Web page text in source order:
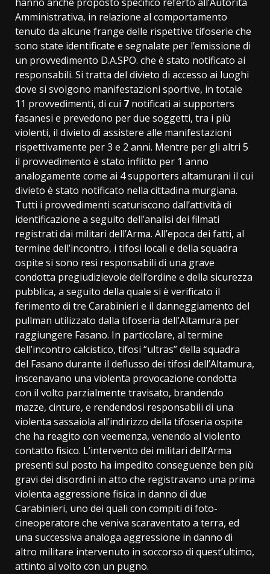
Amministrativa, in relazione al comportamento
tenuto da alcune frange delle rispettive tifoserie che
sono state identificate e segnalate per l’emissione di
un provvedimento D.A.SPO. che è stato notificato ai
responsabili. Si tratta del divieto di accesso ai luoghi
dove si svolgono manifestazioni sportive, in totale
11 provvedimenti, di cui 7 notificati ai supporters
fasanesi e prevedono per due soggetti, tra i più
violenti, il divieto di assistere alle manifestazioni
rispettivamente per 3 e 2 anni. Mentre per gli altri 5
il provvedimento è stato inflitto per 1 anno
analogamente come ai 4 supporters altamurani il cui
divieto è stato notificato nella cittadina murgiana.
Tutti i provvedimenti scaturiscono dall’attività di
identificazione a seguito dell’analisi dei filmati
registrati dai militari dell’Arma. All’epoca dei fatti, al
termine dell’incontro, i tifosi locali e della squadra
ospite si sono resi responsabili di una grave
condotta pregiudizievole dell’ordine e della sicurezza
pubblica, a seguito della quale si è verificato il
ferimento di tre Carabinieri e il danneggiamento del
pullman utilizzato dalla tifoseria dell’Altamura per
raggiungere Fasano. In particolare, al termine
dell’incontro calcistico, tifosi “ultras” della squadra
del Fasano durante il deflusso dei tifosi dell’Altamura,
inscenavano una violenta provocazione condotta
con il volto parzialmente travisato, brandendo
mazze, cinture, e rendendosi responsabili di una
violenta sassaiola all’indirizzo della tifoseria ospite
che ha reagito con veemenza, venendo al violento
contatto fisico. L’intervento dei militari dell’Arma
presenti sul posto ha impedito conseguenze ben più
gravi dei disordini in atto che registravano una prima
violenta aggressione fisica in danno di due
Carabinieri, uno dei quali con compiti di foto-
cineoperatore che veniva scaraventato a terra, ed
una successiva analoga aggressione in danno di
altro militare intervenuto in soccorso di quest’ultimo,
attinto al volto con un pugno.